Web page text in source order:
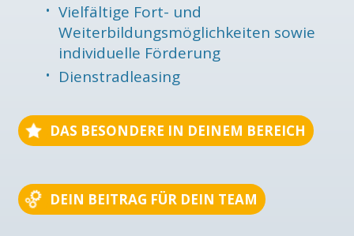
Vielfältige Fort- und
Weiterbildungsmöglichkeiten sowie
individuelle Förderung
Dienstradleasing
DAS BESONDERE IN DEINEM BEREICH
DEIN BEITRAG FÜR DEIN TEAM